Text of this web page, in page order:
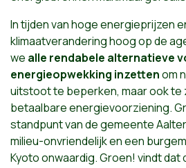
In tijden van hoge energieprijzen
klimaatverandering hoog op de
we alle rendabele alternatieve
energieopwekking inzettenom
uitstoot te beperken, maar ook te
betaalbare energievoorziening.
standpunt van de gemeente
milieu-onvriendelijk en een
Kyoto onwaardig. Groen! vindt